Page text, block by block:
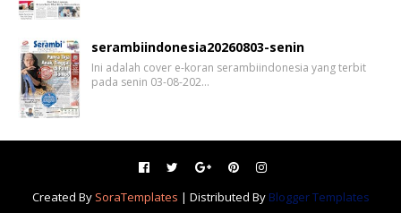
serambiindonesia20260803-senin
Ini adalah cover e-koran serambiindonesia yang terbit
pada senin 03-08-202…
Created By SoraTemplates | Distributed By Blogger Templates